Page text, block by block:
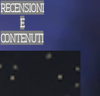
RECENSIONI
E
CONTENUTI